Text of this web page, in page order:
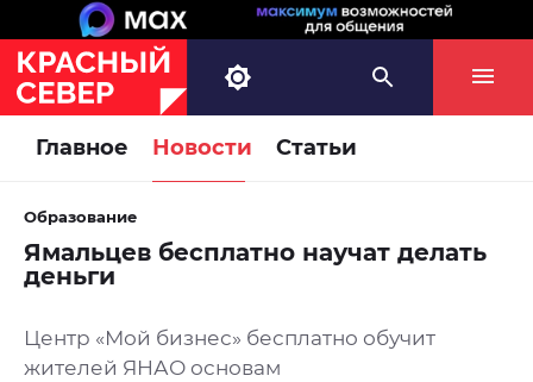
Главное Новости Статьи
Образование
Ямальцев бесплатно научат делать
деньги
Центр «Мой бизнес» бесплатно обучит
жителей ЯНАО основам